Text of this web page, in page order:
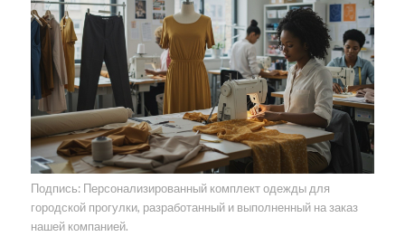
Подпись: Персонализированный комплект одежды для
городской прогулки, разработанный и выполненный на заказ
нашей компанией.